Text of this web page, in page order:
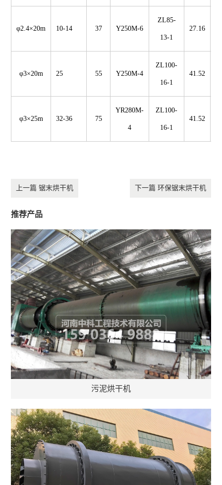
φ2.4×20m 10-14 37 Y250M-6
ZL85-
13-1
27.16
φ3×20m 25 55 Y250M-4
ZL100-
16-1
41.52
φ3×25m 32-36 75
YR280M-
4
ZL100-
16-1
41.52
上一篇 锯末烘干机 下一篇 环保锯末烘干机
推荐产品
污泥烘干机